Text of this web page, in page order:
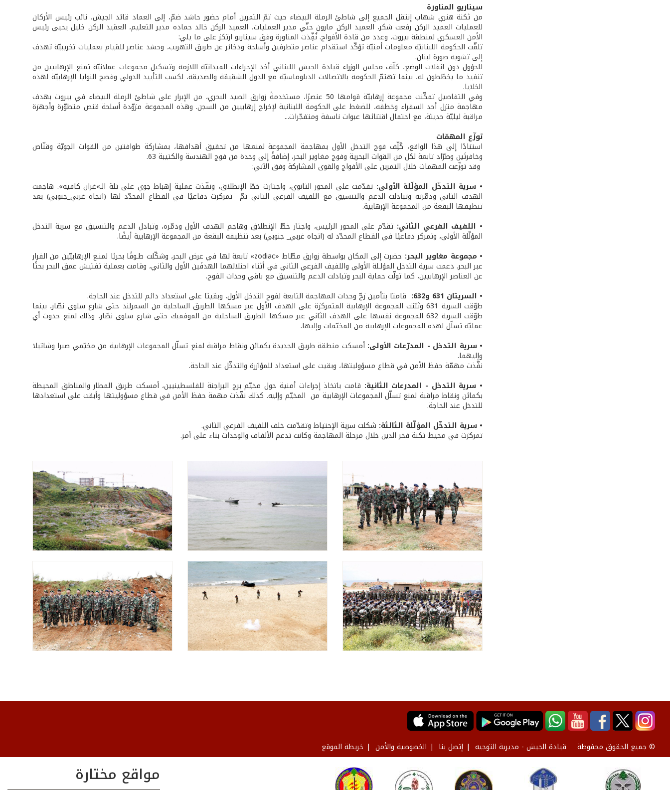
سيناريو المناورة
من ثكنة هنري شهاب إنتقل الجميع إلى شاطئ الرملة البيضاء حيث تمّ التمرين أمام حضور حاشد ضمّ، إلى العماد قائد الجيش، نائب رئيس الأركان
للعمليات العميد الركن رفعت شكر، العميد الركن مارون حتّي مدير العمليات، العميد الركن خالد حماده مدير التعليم، العقيد الركن خليل يحيى رئيس
الأمن العسكري لمنطقة بيروت، وعدد من قادة الأفواج. نُفِّذت المناورة وفق سيناريو ارتكز على ما يلي:
تلقّت الحكومة اللبنانيّة معلومات أمنيّة تؤكّد استقدام عناصر متطرفين وأسلحة وذخائر عن طريق التهريب، وحشد عناصر للقيام بعمليات تخريبيّة تهدف
إلى تشويه صورة لبنان.
للحؤول دون انفلات الوضع، كلّف مجلس الوزراء قيادة الجيش اللبناني أخذ الإجراءات الميدانيّة اللازمة وتشكيل مجموعات عملانيّة تمنع الإرهابيين من
تنفيذ ما يخطّطون له، بينما تهتمّ الحكومة بالاتصالات الدبلوماسيّة مع الدول الشقيقة والصديقة، لكسب التأييد الدولي وفضح النوايا الإرهابيّة لهذه
الخلايا.
وفي التفاصيل تمكّنت مجموعة إرهابيّة قوامها 50 عنصرًا، مستخدمةً زوارق الصيد البحري، من الإبرار على شاطئ الرملة البيضاء في بيروت بهدف
مهاجمة منزل أحد السفراء وخطفه، للضغط على الحكومة اللبنانية لإخراج إرهابيين من السجن. وهذه المجموعة مزوّدة أسلحة قنص متطوّرة وأجهزة
مراقبة ليليّة حديثة، مع احتمال اقتنائها عبوات ناسفة ومتفجّرات...
توزّع المهمّات
استنادًا إلى هذا الواقع، كُلِّف فوج التدخل الأول بمهاجمة المجموعة لمنعها من تحقيق أهدافها، بمشاركة طوافتين من القوات الجويّة وقنّاص
وخافرتَين وطرّاد تابعة لكل من القوات البحرية وفوج مغاوير البحر، إضافةً إلى وحدة من فوج الهندسة والكتيبة 63.
وقد توزّعت المهمات خلال التمرين على الأفواج والقوى المشاركة وفق الآتي:
• سرية التدخّل المؤلّلة الأولى: تقدّمت على المحور الثانوي، واجتازت خطّ الإنطلاق، ونفّذت عملية إهباط جوي على تلة الـ»غران كافيه». هاجمت
الهدف الثاني ودمّرته وتبادلت الدعم والتنسيق مع اللفيف الفرعي الثاني ثمّ تمركزت دفاعيًا في القطاع المحدّد لها (اتجاه غربي_جنوبي) بعد
تنظيفها البقعة من المجموعة الإرهابية.
• اللفيف الفرعي الثاني: تقدّم على المحور الرئيس، واجتاز خطّ الإنطلاق وهاجم الهدف الأول ودمّره، وتبادل الدعم والتنسيق مع سرية التدخل
المؤلّلة الأولى، وتمركز دفاعيًا في القطاع المحدّد له (اتجاه غربي_ جنوبي) بعد تنظيفه البقعة من المجموعة الإرهابية أيضًا.
• مجموعة مغاوير البحر:
حضرت إلى المكان بواسطة زوارق مطّاط «zodiac» تابعة لها في عرض البحر، وشكّلت طـوقًا بحريًا لمنـع الإرهابيّين من الفرار
عبر البحر. دعمت سرية التدخل المؤلـلة الأولى واللفيف الفرعي الثاني في أثناء احتلالهما الهدفَين الأول والثاني، وقامت بعملية تفتيش عمق البحر بحثًا
عن العناصر الإرهابيين، كما تولّت حماية البحر وتبادلت الدعم والتنسيق مع باقي وحدات الفوج.
• السريتان 631 و632:
قامتا بتأمين زجّ وحدات المهاجمة التابعة لفوج التدخل الأول، وبقيتا على استعداد دائم للتدخل عند الحاجة.
طوّقت السرية 631 وثبّتت المجموعة الإرهابية المتمركزة على الهدف الأول عبر مسكها الطريق الساحلية من السمرلند حتى شارع سلوى نصّار، بينما
طوّقت السرية 632 المجموعة نفسها على الهدف الثاني عبر مسكها الطريق الساحلية من الموفمبك حتى شارع سلوى نصّار، وذلك لمنع حدوث أي
عمليّة تسلّل لهذه المجموعات الإرهابية من المخيّمات وإليها.
• سرية التدخل - المدرّعات الأولى: أمسكت منطقة طريق الجديدة بكمائن ونقاط مراقبة لمنع تسلّل المجموعات الإرهابية من مخيّمي صبرا وشاتيلا
وإليهما.
نفّذت مهمّة حفظ الأمن في قطاع مسؤوليتها، وبقيت على استعداد للمؤازرة والتدخّل عند الحاجة.
• سرية التدخل - المدرعات الثانية: قامت باتخاذ إجراءات أمنية حول مخيّم برج البراجنة للفلسطينيين، أمسكت طريق المطار والمناطق المحيطة
بكمائن ونقاط مراقبة لمنع تسلّل المجموعات الإرهابية من المخيّم وإليه. كذلك نفّذت مهمة حفظ الأمن في قطاع مسؤوليتها وأبقت على استعدادها
للتدخل عند الحاجة.
• سرية التدخّل المؤلّلة الثالثة: شكلت سرية الإحتياط وتقدّمت خلف اللفيف الفرعي الثاني.
تمركزت في محيط ثكنة فخر الدين خلال مرحلة المهاجمة وكانت تدعم الألفاف والوحدات بناء على أمر.
© جميع الحقوق محفوظة قيادة الجيش - مديرية التوجيه إتصل بنا الخصوصية والأمن خريطة الموقع
مواقع مختارة